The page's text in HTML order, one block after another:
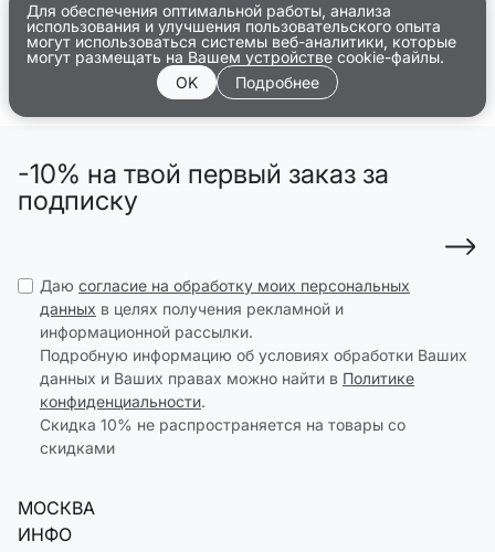
Для обеспечения оптимальной работы, анализа
использования и улучшения пользовательского опыта
могут использоваться системы веб-аналитики, которые
могут размещать на Вашем устройстве cookie-файлы.
OK
Подробнее
-10% на твой первый заказ за
подписку
Даю согласие на обработку моих персональных
данных в целях получения рекламной и
информационной рассылки.
Подробную информацию об условиях обработки Ваших
данных и Ваших правах можно найти в Политике
конфиденциальности.
Скидка 10% не распространяется на товары со
скидками
МОСКВА
ИНФО